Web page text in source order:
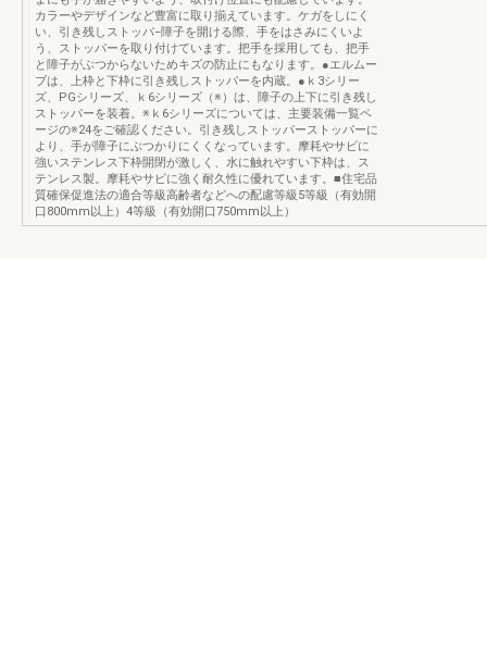
カラーやデザインなど豊富に取り揃えています。ケガをしにく
い、引き残しストッパ−障子を開ける際、手をはさみにくいよ
う、ストッパーを取り付けています。把手を採用しても、把手
と障子がぶつからないためキズの防止にもなります。●エルムー
ブは、上枠と下枠に引き残しストッパーを内蔵。●ｋ3シリー
ズ、PGシリーズ、ｋ6シリーズ（※）は、障子の上下に引き残し
ストッパーを装着。※ｋ6シリーズについては、主要装備一覧ペ
ージの※24をご確認ください。引き残しストッパーストッパーに
より、手が障子にぶつかりにくくなっています。摩耗やサビに
強いステンレス下枠開閉が激しく、水に触れやすい下枠は、ス
テンレス製。摩耗やサビに強く耐久性に優れています。■住宅品
質確保促進法の適合等級高齢者などへの配慮等級5等級（有効開
口800mm以上）4等級（有効開口750mm以上）